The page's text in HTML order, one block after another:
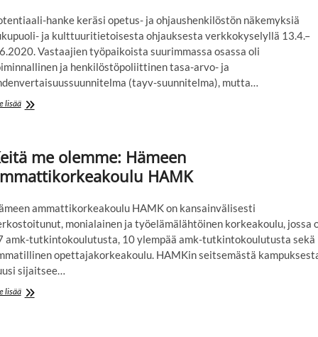
hanke keräsi opetus- ja ohjaushenkilöstön näkemyksiä
ja kulttuuritietoisesta ohjauksesta verkkokyselyllä 13.4.–
Vastaajien työpaikoista suurimmassa osassa oli
ja henkilöstöpoliittinen tasa-arvo- ja
(tayv-suunnitelma), mutta…
lisääHyvä
arvon
ja
yhdenvertaisuuden
me olemme: Hämeen
HAMK
ammattikorkeakoulu HAMK on kansainvälisesti
monialainen ja työelämälähtöinen korkeakoulu, jossa
amk-tutkintokoulutusta, 10 ylempää amk-tutkintokoulutusta sekä
opettajakorkeakoulu. HAMKin seitsemästä
sijaitsee…
lisääKeitä